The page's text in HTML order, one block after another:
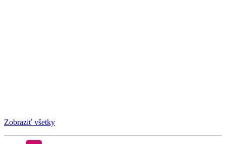
Zobraziť všetky